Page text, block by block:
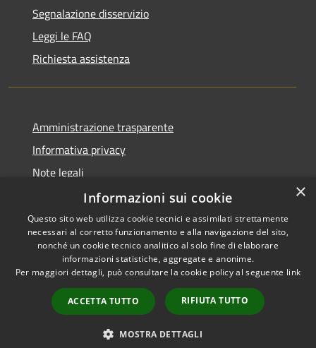
Segnalazione disservizio
Leggi le FAQ
Richiesta assistenza
Amministrazione trasparente
Informativa privacy
Note legali
Dichiarazione di accessibilità
RSS
Accessibilità
Copyright © 2026 • Comune di
Municipium•
Accesso
redazione
×
Informazioni sui cookie
Questo sito web utilizza cookie tecnici e assimilati strettamente
necessari al corretto funzionamento e alla navigazione del sito,
nonché un cookie tecnico analitico al solo fine di elaborare
informazioni statistiche, aggregate e anonime.
Per maggiori dettagli, può consultare la cookie policy al seguente link
ACCETTA TUTTO RIFIUTA TUTTO
MOSTRA DETTAGLI